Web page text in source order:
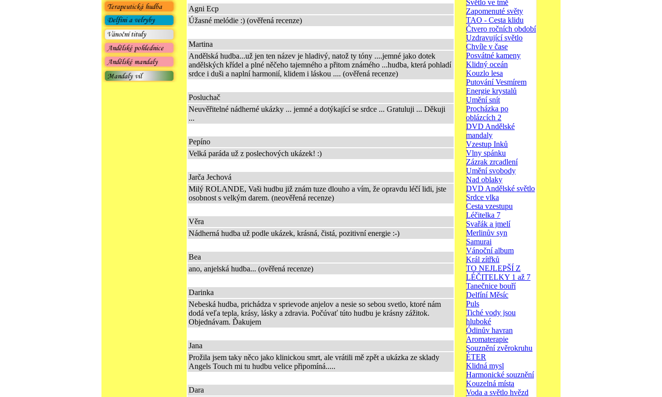
Agni Ecp
Úžasné melódie :) (ověřená recenze)
Martina
Andělská hudba...už jen ten název je hladivý, natož ty tóny ....jemné jako dotek
andělských křídel a plné něčeho tajemného a přitom známého ...hudba, která pohladí
srdce i duši a naplní harmonií, klidem i láskou .... (ověřená recenze)
Posluchač
Neuvěřitelné nádherné ukázky ... jemné a dotýkající se srdce ... Gratuluji ... Děkuji
...
Pepíno
Velká paráda už z poslechových ukázek! :)
Jarča Jechová
Milý ROLANDE, Vaši hudbu již znám tuze dlouho a vím, že opravdu léčí lidi, jste
osobnost s velkým darem. (neověřená recenze)
Věra
Nádherná hudba už podle ukázek, krásná, čistá, pozitivní energie :-)
Bea
ano, anjelská hudba... (ověřená recenze)
Darinka
Nebeská hudba, prichádza v sprievode anjelov a nesie so sebou svetlo, ktoré nám
dodá veľa tepla, krásy, lásky a zdravia. Počúvať túto hudbu je krásny zážitok.
Objednávam. Ďakujem
Jana
Prožila jsem taky něco jako klinickou smrt, ale vrátili mě zpět a ukázka ze sklady
Angels Touch mi tu hudbu velice připomíná.....
Dara
Světlo ve tmě
Zapomenuté světy
TAO - Cesta klidu
Čtvero ročních období
Uzdravující světlo
Chvíle v čase
Posvátné kameny
Klidný oceán
Kouzlo lesa
Putování Vesmírem
Energie krystalů
Umění snít
Procházka po
oblázcích 2
DVD Andělské
mandaly
Vzestup Inků
Vlny spánku
Zázrak zrcadlení
Umění svobody
Nad oblaky
DVD Andělské světlo
Srdce vlka
Cesta vzestupu
Léčitelka 7
Svařák a jmelí
Merlinův syn
Samurai
Vánoční album
Král zítřků
TO NEJLEPŠÍ Z
LÉČITELKY 1 až 7
Tanečnice bouří
Delfíní Měsíc
Puls
Tiché vody jsou
hluboké
Ódinův havran
Aromaterapie
Souznění zvěrokruhu
ÉTER
Klidná mysl
Harmonické souznění
Kouzelná místa
Voda a světlo hvězd